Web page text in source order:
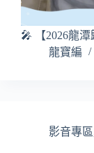
🎤 【2026龍
龍寶編
影音專區